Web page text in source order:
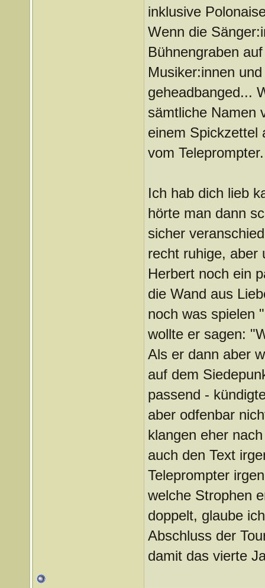
inklusive
Wenn die
Bühnengraben
Musiker:innen
geheadbanged...
sämtliche Namen
einem Spickzettel
vom Teleprompter.
Ich hab dich lieb
hörte man dann
sicher
recht ruhige, aber
Herbert noch ein
die Wand aus
noch was spielen
wollte er sagen:
Als er dann aber
auf dem
passend -
aber odfenbar
klangen eher
auch den Text
Teleprompter
welche Strophen
doppelt, glaube
Abschluss der
damit das vierte